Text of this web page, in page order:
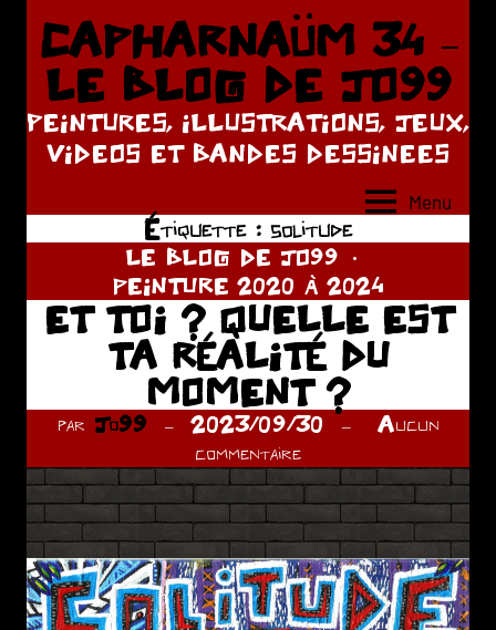
Aller
contenu
CAPHARNAÜM 34 –
LE BLOG DE JO99
PEINTURES, ILLUSTRATIONS, JEUX,
VIDEOS ET BANDES DESSINEES
Menu
Étiquette : solitude
LE BLOG DE JO99
PEINTURE 2020 À 2024
ET TOI ? QUELLE EST
TA RÉALITÉ DU
MOMENT ?
par Jo99 2023/09/30
Aucun
commentaire